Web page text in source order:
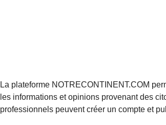
La plateforme NOTRECONTINENT.COM
les informations et opinions provenant des
professionnels peuvent créer un compte et